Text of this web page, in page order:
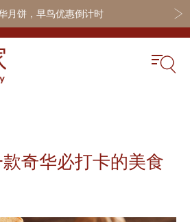
月饼，早鸟优惠倒计时
华礼盒
联系我们
奇华必打卡的美食